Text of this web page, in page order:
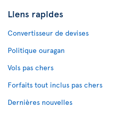
Liens rapides
Convertisseur de devises
Politique ouragan
Vols pas chers
Forfaits tout inclus pas chers
Dernières nouvelles